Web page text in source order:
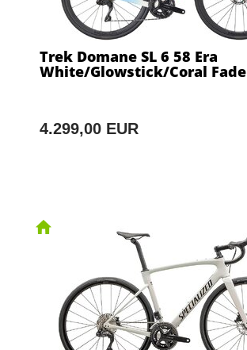
Trek Domane SL 6 58 Era
White/Glowstick/Coral Fade
4.299,00 EUR